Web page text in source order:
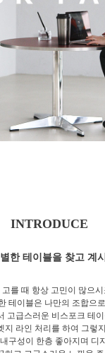
INTRODUCE
한 테이블을 찾고 계
고를 때 항상 고민이 많으시
테이블은 나만의 조합으
고급스러운 비스포크 테
지 라인 처리를 하여 그렇
구성이 한층 좋아지며 디